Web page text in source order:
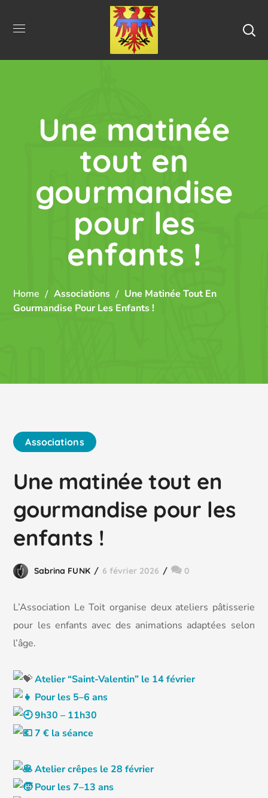
Une matinée
tout en
gourmandise
pour les
enfants !
Home Associations
Une Matinée Tout En
Gourmandise Pour Les Enfants !
Associations
Une matinée tout en
gourmandise pour les
enfants !
Sabrina FUNK 6 février 2026 0
L’Association Le Toit organise deux ateliers pâtisserie
pour les enfants avec des animations adaptées selon
l’âge.
Atelier “Saint-Valentin” le 14 février
Pour les 5–6 ans
9h30 – 11h30
7 € la séance
Atelier crêpes le 28 février
Pour les 7–13 ans